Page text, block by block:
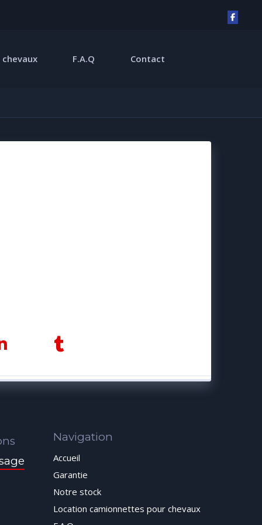
F.A.Q Contact
Navigation
Accueil
Garantie
Notre stock
Location camionnettes pour chevaux